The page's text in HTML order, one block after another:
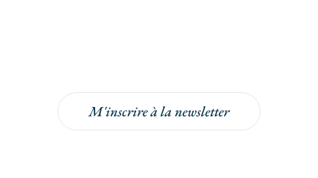
M'inscrire à la newsletter